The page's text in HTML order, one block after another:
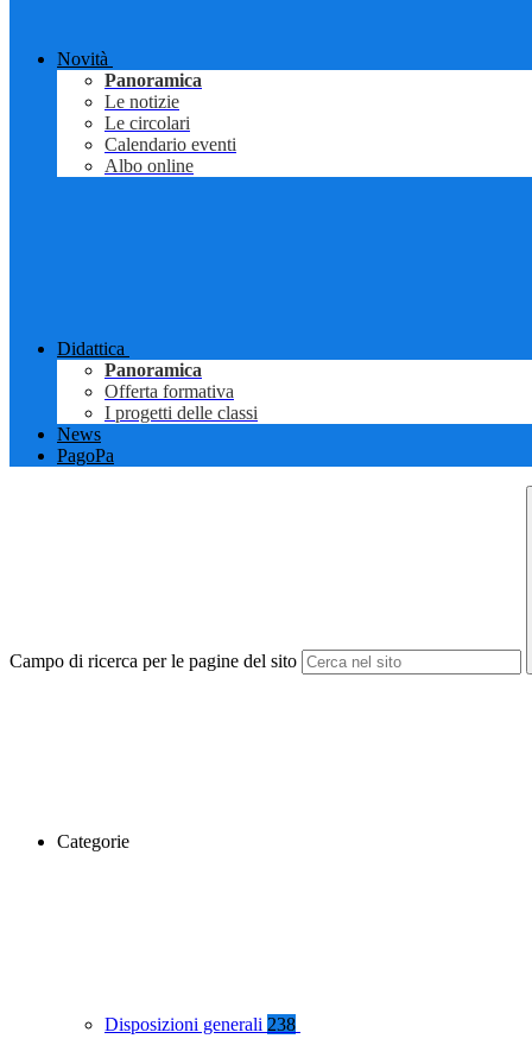
Novità
Panoramica
Le notizie
Le circolari
Calendario eventi
Albo online
Didattica
Panoramica
Offerta formativa
I progetti delle classi
News
PagoPa
Campo di ricerca per le pagine del sito
Categorie
Disposizioni generali 238